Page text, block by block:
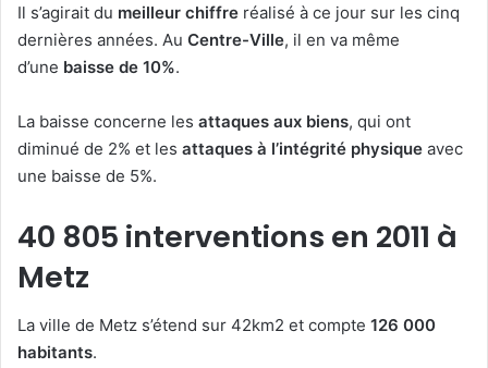
Il s’agirait du meilleur chiffre réalisé à ce jour sur les cinq
dernières années. Au Centre-Ville, il en va même
d’une baisse de 10%.
La baisse concerne les attaques aux biens, qui ont
diminué de 2% et les attaques à l’intégrité physique avec
une baisse de 5%.
40 805 interventions en 2011 à
Metz
La ville de Metz s’étend sur 42km2 et compte 126 000
habitants.